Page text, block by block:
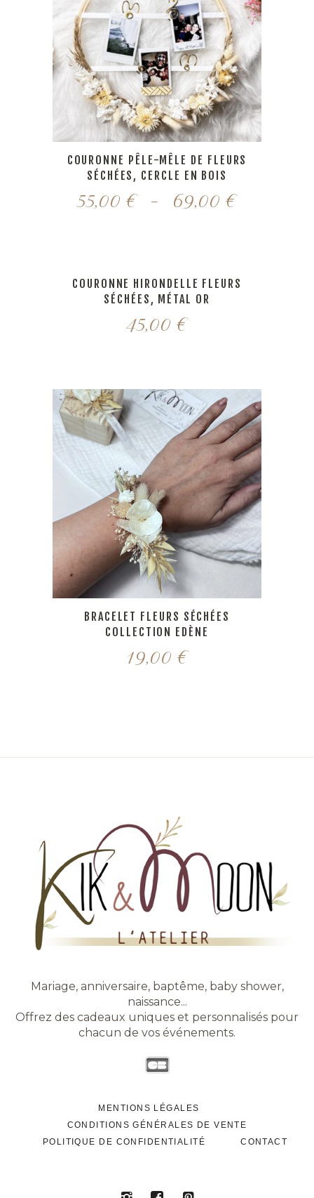
COURONNE PÊLE-MÊLE DE FLEURS
SÉCHÉES, CERCLE EN BOIS
55,00 € – 69,00 €Plage
à
COURONNE HIRONDELLE FLEURS
SÉCHÉES, MÉTAL OR
45,00 €
BRACELET FLEURS SÉCHÉES
COLLECTION EDÈNE
19,00 €
Mariage, anniversaire, baptême, baby shower,
naissance...
Offrez des cadeaux uniques et personnalisés pour
chacun de vos événements.
MENTIONS LÉGALES
CONDITIONS GÉNÉRALES DE VENTE
POLITIQUE DE CONFIDENTIALITÉ
CONTACT